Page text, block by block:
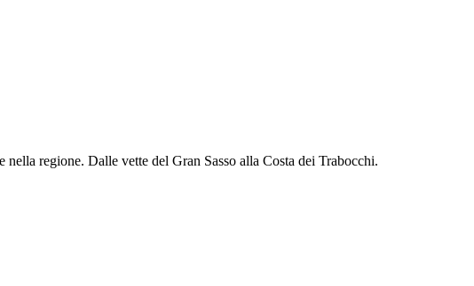
regione. Dalle vette del Gran Sasso alla Costa dei Trabocchi.